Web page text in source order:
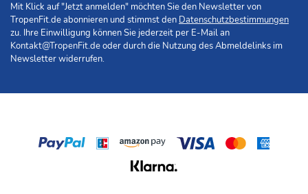
Mit Klick auf "Jetzt anmelden" möchten Sie den Newsletter von
TropenFit.de abonnieren und stimmst den Datenschutzbestimmungen
zu. Ihre Einwilligung können Sie jederzeit per E-Mail an
Kontakt@TropenFit.deoder durch die Nutzung des Abmeldelinks im
Newsletter widerrufen.